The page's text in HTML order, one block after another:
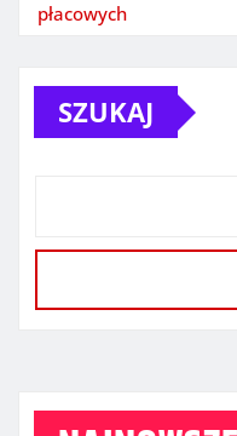
płacowych
SZUKAJ